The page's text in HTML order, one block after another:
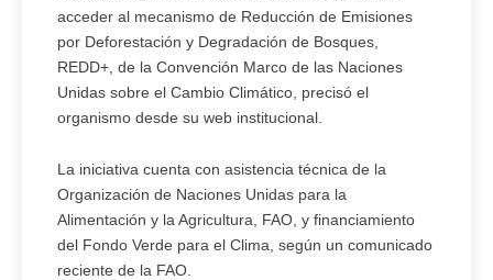
acceder al mecanismo de Reducción de Emisiones
por Deforestación y Degradación de Bosques,
REDD+, de la Convención Marco de las Naciones
Unidas sobre el Cambio Climático, precisó el
organismo desde su web institucional.
La iniciativa cuenta con asistencia técnica de la
Organización de Naciones Unidas para la
Alimentación y la Agricultura, FAO, y financiamiento
del Fondo Verde para el Clima, según un comunicado
reciente de la FAO.